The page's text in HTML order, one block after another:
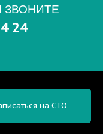
24
на СТО